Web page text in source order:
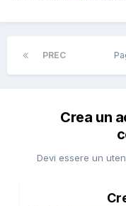
PREC
Crea un
Devi essere un